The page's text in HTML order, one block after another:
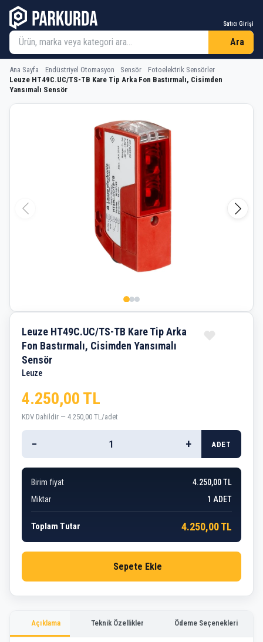
Satıcı Girişi
Ara
Ana Sayfa Endüstriyel Otomasyon Sensör
Fotoelektrik Sensörler
Leuze HT49C.UC/TS-TB Kare Tip Arka Fon Bastırmalı, Cisimden
Yansımalı Sensör
Leuze HT49C.UC/TS-TB Kare Tip
Açıklama Teknik Özellikler Ödeme Seçenekleri
Leuze HT49C.UC/TS-TB Kare Tip Arka
Fon Bastırmalı, Cisimden Yansımalı
Sensör
Leuze
4.250,00 TL
KDV Dahildir — 4.250,00 TL/adet
− + ADET
Birim fiyat
4.250,00 TL
Miktar
1 ADET
Toplam Tutar 4.250,00 TL
Sepete Ekle